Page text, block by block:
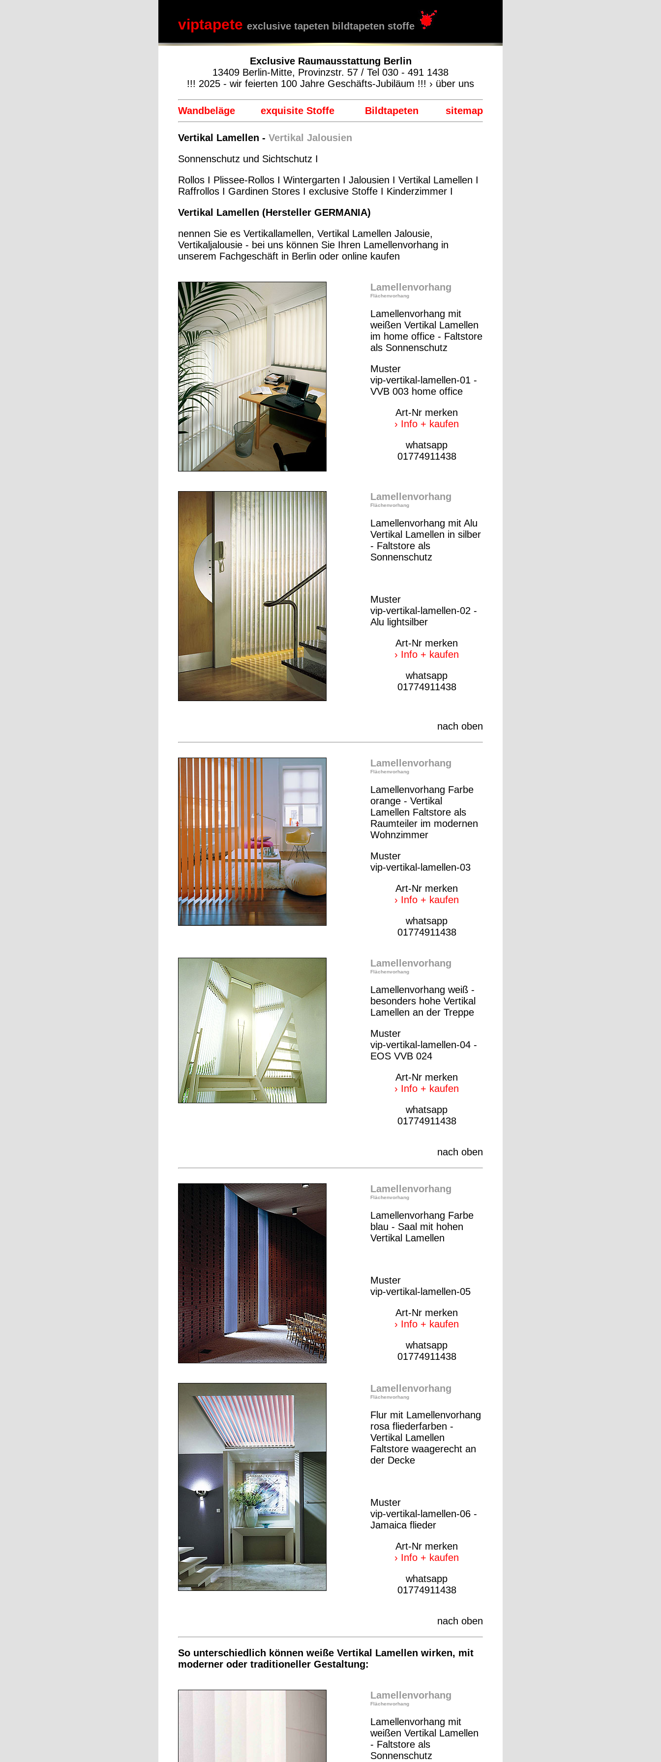
viptapete exclusive tapeten bildtapeten stoffe
Exclusive Raumausstattung Berlin
13409 Berlin-Mitte, Provinzstr. 57 / Tel 030 - 491 1438
!!! 2025 - wir feierten 100 Jahre Geschäfts-Jubiläum !!! › über uns
Wandbeläge exquisite Stoffe Bildtapeten sitemap
Vertikal Lamellen - Vertikal Jalousien
Sonnenschutz und Sichtschutz I
Rollos I Plissee-Rollos I Wintergarten I Jalousien I Vertikal Lamellen I
Raffrollos I Gardinen Stores I exclusive Stoffe I Kinderzimmer I
Vertikal Lamellen (Hersteller GERMANIA)
nennen Sie es Vertikallamellen, Vertikal Lamellen Jalousie,
Vertikaljalousie - bei uns können Sie Ihren Lamellenvorhang in
unserem Fachgeschäft in Berlin oder online kaufen
Lamellenvorhang
Flächenvorhang
Lamellenvorhang mit
weißen Vertikal Lamellen
im home office - Faltstore
als Sonnenschutz
Muster
vip-vertikal-lamellen-01 -
VVB 003 home office
Art-Nr merken
› Info + kaufen
whatsapp
01774911438
Lamellenvorhang
Flächenvorhang
Lamellenvorhang mit Alu
Vertikal Lamellen in silber
- Faltstore als
Sonnenschutz
Muster
vip-vertikal-lamellen-02 -
Alu lightsilber
Art-Nr merken
› Info + kaufen
whatsapp
01774911438
nach oben
Lamellenvorhang
Flächenvorhang
Lamellenvorhang Farbe
orange - Vertikal
Lamellen Faltstore als
Raumteiler im modernen
Wohnzimmer
Muster
vip-vertikal-lamellen-03
Art-Nr merken
› Info + kaufen
whatsapp
01774911438
Lamellenvorhang
Flächenvorhang
Lamellenvorhang weiß -
besonders hohe Vertikal
Lamellen an der Treppe
Muster
vip-vertikal-lamellen-04 -
EOS VVB 024
Art-Nr merken
› Info + kaufen
whatsapp
01774911438
nach oben
Lamellenvorhang
Flächenvorhang
Lamellenvorhang Farbe
blau - Saal mit hohen
Vertikal Lamellen
Muster
vip-vertikal-lamellen-05
Art-Nr merken
› Info + kaufen
whatsapp
01774911438
Lamellenvorhang
Flächenvorhang
Flur mit Lamellenvorhang
rosa fliederfarben -
Vertikal Lamellen
Faltstore waagerecht an
der Decke
Muster
vip-vertikal-lamellen-06 -
Jamaica flieder
Art-Nr merken
› Info + kaufen
whatsapp
01774911438
nach oben
So unterschiedlich können weiße Vertikal Lamellen wirken, mit
moderner oder traditioneller Gestaltung:
Lamellenvorhang
Flächenvorhang
Lamellenvorhang mit
weißen Vertikal Lamellen
- Faltstore als
Sonnenschutz